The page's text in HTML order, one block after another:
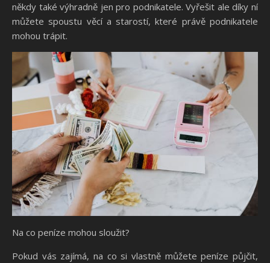
někdy také výhradně jen pro podnikatele. Vyřešit ale díky ní
můžete spoustu věcí a starostí, které právě podnikatele
mohou trápit.
Na co peníze mohou sloužit?
Pokud vás zajímá, na co si vlastně můžete peníze půjčit,